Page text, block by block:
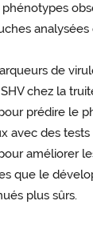
phénotypes
de
chez la
prédire le
avec des tests
améliorer
que le
plus sûrs.